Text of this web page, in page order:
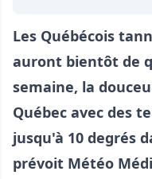
Les Québécois
auront bientôt de
semaine, la
Québec avec des
jusqu'à 10 degrés
prévoit Météo